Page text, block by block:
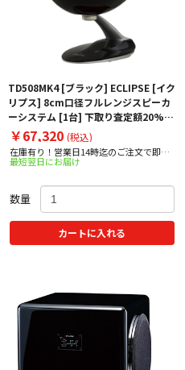
TD508MK4 [ブラック] ECLIPSE [イク
リプス] 8cm口径フルレンジスピーカ
ーシステム [1台] 下取り査定額20%ア
ップ実施中！
￥67,320 (税込)
在庫有り！営業日14時迄のご注文で即日
出荷！
最短翌日にお届け
数量
カートに入れる